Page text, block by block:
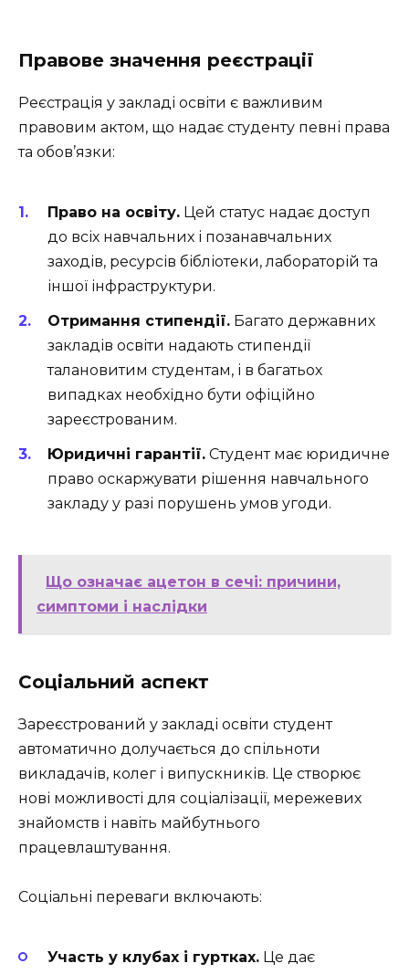
Правове значення реєстрації
Реєстрація у закладі освіти є важливим
правовим актом, що надає студенту певні права
та обов’язки:
Право на освіту. Цей статус надає доступ
до всіх навчальних і позанавчальних
заходів, ресурсів бібліотеки, лабораторій та
іншої інфраструктури.
Отримання стипендії. Багато державних
закладів освіти надають стипендії
талановитим студентам, і в багатьох
випадках необхідно бути офіційно
зареєстрованим.
Юридичні гарантії. Студент має юридичне
право оскаржувати рішення навчального
закладу у разі порушень умов угоди.
Що означає ацетон в сечі: причини,
симптоми і наслідки
Соціальний аспект
Зареєстрований у закладі освіти студент
автоматично долучається до спільноти
викладачів, колег і випускників. Це створює
нові можливості для соціалізації, мережевих
знайомств і навіть майбутнього
працевлаштування.
Соціальні переваги включають:
Участь у клубах і гуртках. Це дає